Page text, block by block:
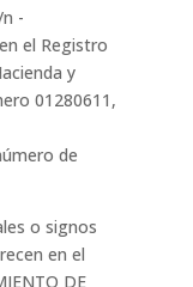
-
el Registro
y
01280611,
de
o signos
en el
DE